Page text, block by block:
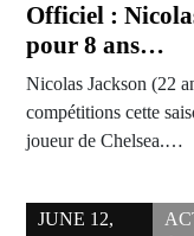
Officiel :
pour 8 ans…
Nicolas Jackson (22
compétitions cette
joueur de Chelsea.…
JUNE 12,